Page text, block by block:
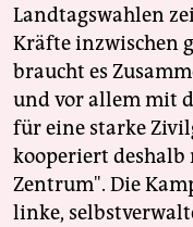
Landtagswahlen
Kräfte inzwischen
braucht es
und vor allem mit
für eine starke
kooperiert
Zentrum". Die
linke,